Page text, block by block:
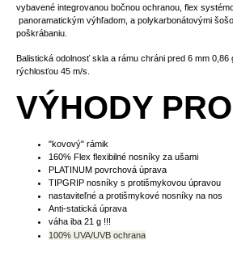
vybavené integrovanou bočnou ochranou, flex
panoramatickým výhľadom, a polykarbonátovými
poškrábaniu.
Balistická odolnosť skla a rámu chráni pred 6 mm 0,86
rýchlosťou 45 m/s.
VÝHODY
"kovový" rámik
160% Flex flexibilné nosníky za ušami
PLATINUM povrchová úprava
TIPGRIP nosníky s protišmykovou úpravou
nastaviteľné a protišmykové nosníky na nos
Anti-statická úprava
váha iba 21 g !!!
100% UVA/UVB ochrana